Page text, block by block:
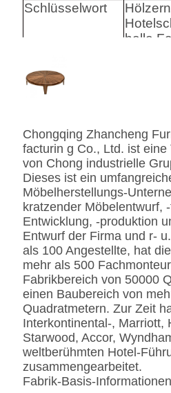
Schlüsselwort
helle
Harware
Gewebe
Leder-/
CA117
SS
Marmor
Chongqing Zhancheng
facturin g Co., Ltd. ist eine
von Chong industrielle
Dieses ist ein
Möbelherstellungs-
kratzender Möbelentwurf,
Entwicklung, -produktion
Entwurf der Firma und r-
als 100 Angestellte, hat
mehr als 500
Fabrikbereich von 50000
einen Baubereich von
Quadratmetern. Zur Zeit
Interkontinental-, Marriott,
Starwood, Accor,
weltberühmten Hotel-
zusammengearbeitet.
Fabrik-Basis-